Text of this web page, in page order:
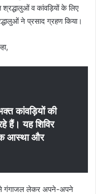
व कांवड़ियों के लिए
ने प्रसाद ग्रहण किया।
कांवड़ियों की
हैं। यह शिविर
आस्था और
से गंगाजल लेकर अपने-अपने